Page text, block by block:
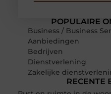
POPULAIRE
Business / Business
Aanbiedingen
Bedrijven
Dienstverlening
Zakelijke
RECENTE